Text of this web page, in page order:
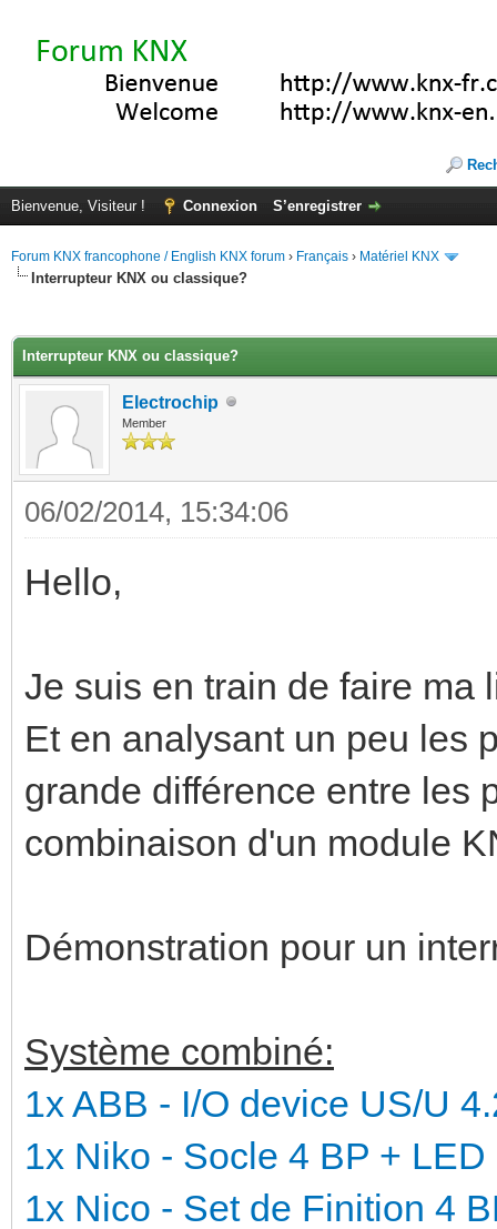
Bienvenue, Visiteur ! Connexion S’enregistrer
Forum KNX francophone / English KNX forum › Français › Matériel KNX
Interrupteur KNX ou classique?
Interrupteur KNX ou classique?
Electrochip
Member
06/02/2014, 15:34:06
Hello,
Je suis en train de faire ma
Et en analysant un peu les
grande différence entre les
combinaison d'un module
Démonstration pour un
Système combiné:
1x ABB - I/O device US/U
1x Niko - Socle 4 BP + LED
1x Nico - Set de Finition 4